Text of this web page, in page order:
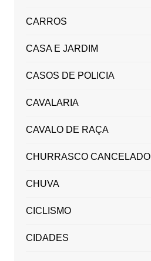
CARROS
CASA E JARDIM
CASOS DE POLICIA
CAVALARIA
CAVALO DE RAÇA
CHURRASCO CANCELADO
CHUVA
CICLISMO
CIDADES